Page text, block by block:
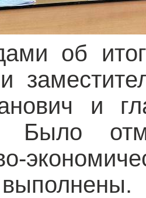
об
и
Было